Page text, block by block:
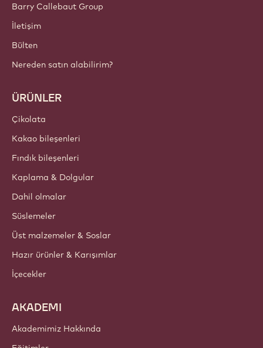
Barry Callebaut Group
İletişim
Bülten
Nereden satın alabilirim?
ÜRÜNLER
Çikolata
Kakao bileşenleri
Fındık bileşenleri
Kaplama & Dolgular
Dahil olmalar
Süslemeler
Üst malzemeler & Soslar
Hazır ürünler & Karışımlar
İçecekler
AKADEMI
Akademimiz Hakkında